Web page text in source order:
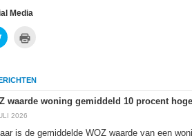
Media
Klik
om
Twitter
(Wordt
een
venster
(Wordt
in
nieuw
waarde woning gemiddeld 10 procent
2026
is de gemiddelde WOZ waarde van een